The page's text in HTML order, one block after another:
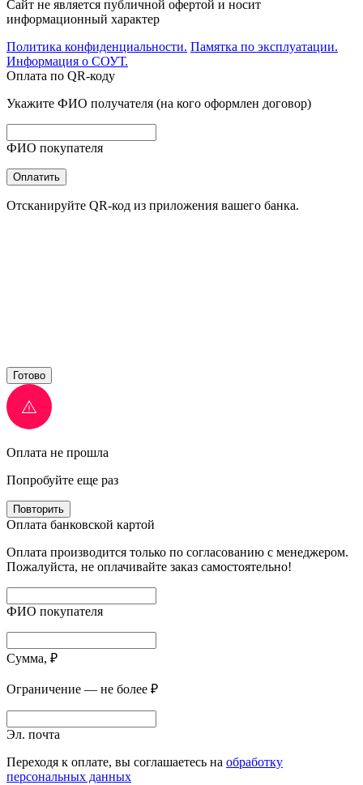
Сайт не является публичной офертой и носит
информационный характер
Политика конфиденциальности. Памятка по эксплуатации.
Информация о СОУТ.
Оплата по QR-коду
Укажите ФИО получателя (на кого оформлен договор)
ФИО покупателя
Оплатить
Отсканируйте QR-код из приложения вашего банка.
Готово
Оплата не прошла
Попробуйте еще раз
Повторить
Оплата банковской картой
Оплата производится только по согласованию с менеджером.
Пожалуйста, не оплачивайте заказ самостоятельно!
ФИО покупателя
Сумма, ₽
Ограничение — не более ₽
Эл. почта
Переходя к оплате, вы соглашаетесь на обработку
персональных данных